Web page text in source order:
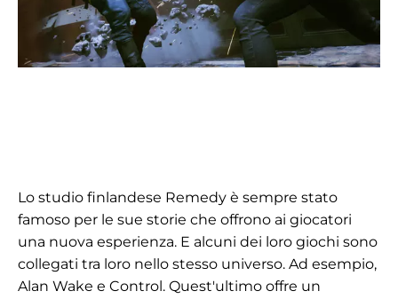
Lo studio finlandese Remedy è sempre stato
famoso per le sue storie che offrono ai giocatori
una nuova esperienza. E alcuni dei loro giochi sono
collegati tra loro nello stesso universo. Ad esempio,
Alan Wake e Control. Quest'ultimo offre un